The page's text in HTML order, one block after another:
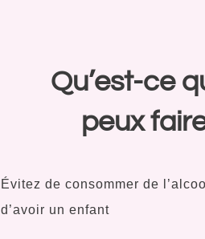
Qu’est-ce
peux
Évitez de consommer de
d’avoir un enfant